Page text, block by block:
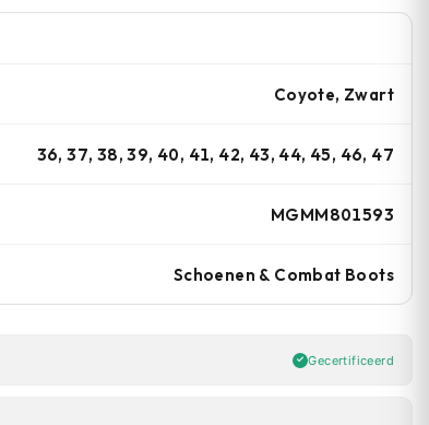
Coyote, Zwart
36, 37, 38, 39, 40, 41, 42, 43, 44, 45, 46, 47
MGMM801593
Schoenen & Combat Boots
Gecertificeerd